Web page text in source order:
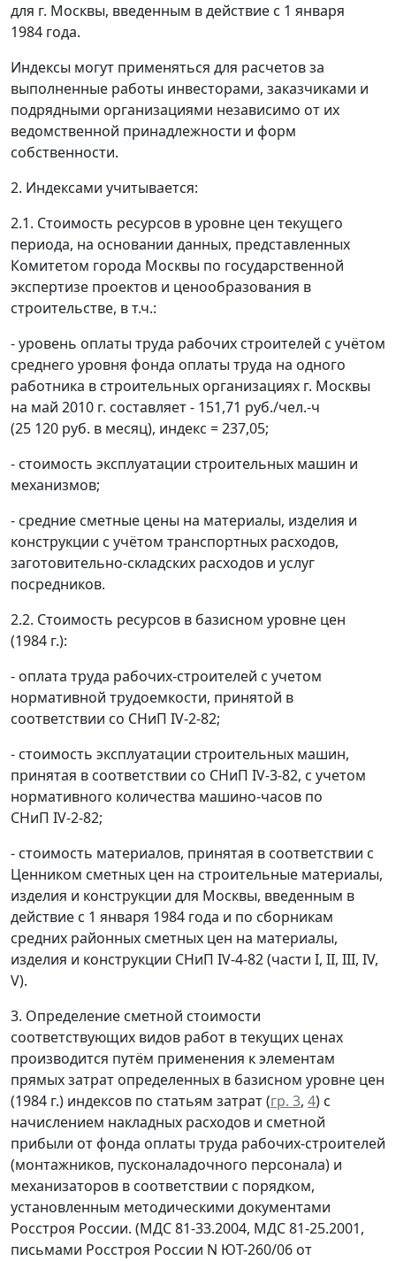
для г. Москвы, введенным в действие с 1 января
1984 года.
Индексы могут применяться для расчетов за
выполненные работы инвесторами, заказчиками и
подрядными организациями независимо от их
ведомственной принадлежности и форм
собственности.
2. Индексами учитывается:
2.1. Стоимость ресурсов в уровне цен текущего
периода, на основании данных, представленных
Комитетом города Москвы по государственной
экспертизе проектов и ценообразования в
строительстве, в т.ч.:
- уровень оплаты труда рабочих строителей с учётом
среднего уровня фонда оплаты труда на одного
работника в строительных организациях г. Москвы
на май 2010 г. составляет - 151,71 руб./чел.-ч
(25 120 руб. в месяц), индекс = 237,05;
- стоимость эксплуатации строительных машин и
механизмов;
- средние сметные цены на материалы, изделия и
конструкции с учётом транспортных расходов,
заготовительно-складских расходов и услуг
посредников.
2.2. Стоимость ресурсов в базисном уровне цен
(1984 г.):
- оплата труда рабочих-строителей с учетом
нормативной трудоемкости, принятой в
соответствии со СНиП IV-2-82;
- стоимость эксплуатации строительных машин,
принятая в соответствии со СНиП IV-3-82, с учетом
нормативного количества машино-часов по
СНиП IV-2-82;
- стоимость материалов, принятая в соответствии с
Ценником сметных цен на строительные материалы,
изделия и конструкции для Москвы, введенным в
действие с 1 января 1984 года и по сборникам
средних районных сметных цен на материалы,
изделия и конструкции СНиП IV-4-82 (части I, II, III, IV,
V).
3. Определение сметной стоимости
соответствующих видов работ в текущих ценах
производится путём применения к элементам
прямых затрат определенных в базисном уровне цен
(1984 г.) индексов по статьям затрат (гр. 3, 4) с
начислением накладных расходов и сметной
прибыли от фонда оплаты труда рабочих-строителей
(монтажников, пусконаладочного персонала) и
механизаторов в соответствии с порядком,
установленным методическими документами
Росстроя России. (МДС 81-33.2004, МДС 81-25.2001,
письмами Росстроя России N ЮТ-260/06 от